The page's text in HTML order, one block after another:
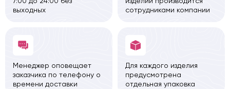
выходных
сотрудниками компании
Менеджер оповещает
заказчика по телефону о
времени доставки
Для каждого изделия
предусмотрена
отдельная упаковка